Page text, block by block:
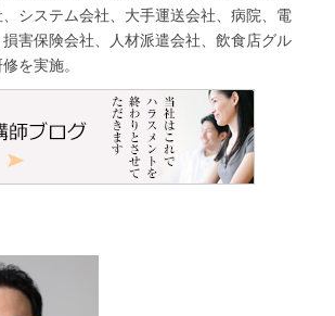
システム会社、大手運送会社、病院、電
害保険会社、人材派遣会社、飲食店グル
を実施。